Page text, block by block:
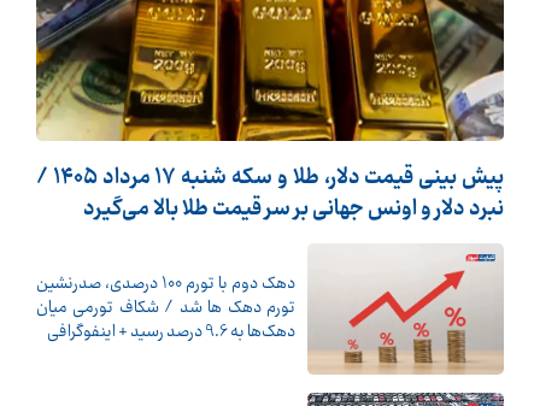
پیش ‌بینی قیمت دلار، طلا و سکه شنبه ۱۷ مرداد ۱۴۰۵ /
نبرد دلار و اونس جهانی بر سر قیمت طلا بالا می‌گیرد
دهک دوم با تورم 100 درصدی، صدرنشین
تورم دهک ها شد / شکاف تورمی میان
دهک‌ها به 9.6 درصد رسید + اینفوگرافی